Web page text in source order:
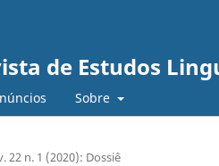
de Estudos
Sobre
22 n. 1 (2020): Dossiê